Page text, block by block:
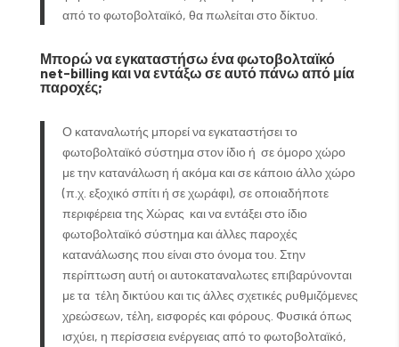
από το φωτοβολταϊκό, θα πωλείται στο δίκτυο.
Μπορώ να εγκαταστήσω ένα φωτοβολταϊκό
net-billing και να εντάξω σε αυτό πάνω από μία
παροχές;
Ο καταναλωτής μπορεί να εγκαταστήσει το
φωτοβολταϊκό σύστημα στον ίδιο ή σε όμορο χώρο
με την κατανάλωση ή ακόμα και σε κάποιο άλλο χώρο
(π.χ. εξοχικό σπίτι ή σε χωράφι), σε οποιαδήποτε
περιφέρεια της Χώρας και να εντάξει στο ίδιο
φωτοβολταϊκό σύστημα και άλλες παροχές
κατανάλωσης που είναι στο όνομα του. Στην
περίπτωση αυτή οι αυτοκαταναλωτες επιβαρύνονται
με τα τέλη δικτύου και τις άλλες σχετικές ρυθμιζόμενες
χρεώσεων, τέλη, εισφορές και φόρους. Φυσικά όπως
ισχύει, η περίσσεια ενέργειας από το φωτοβολταϊκό,